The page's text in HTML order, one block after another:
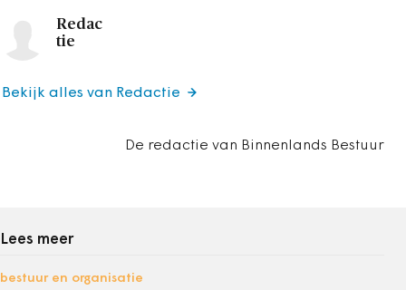
Redac
tie
De redactie van Binnenlands Bestuur
Bekijk alles van Redactie
Lees meer
bestuur en organisatie